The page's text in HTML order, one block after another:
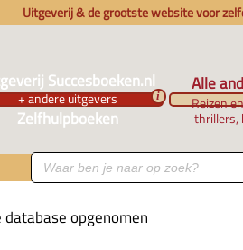
Uitgeverij & de grootste website voor
Succesboeken.nl
+ andere uitgevers
Zelfhulpboeken
i
Alle
Reizen
thrillers,
opgenomen